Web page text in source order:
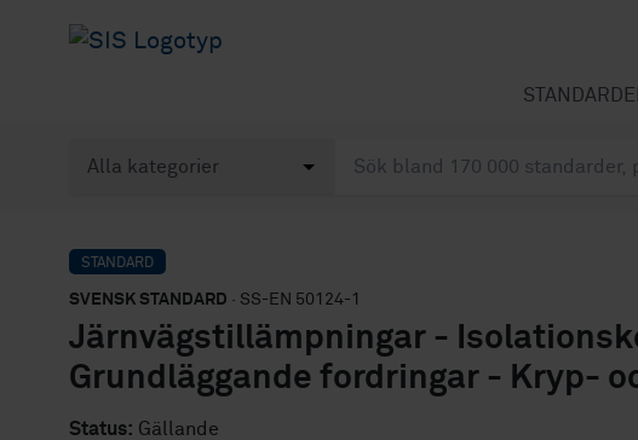
STANDARD
SVENSK STANDARD · SS-EN 50124-1
Järnvägstillämpningar -
Grundläggande fordringar - Kryp-
Status: Gällande